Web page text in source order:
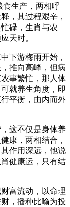
食生产，两相呼
，其过程艰辛，
碌，生肖与农
天时。
下游梅雨开始，
推向高峰，但病
事繁忙，那人体
就养生角度，即
平衡，由内而外
这不仅是身体养
康，两相结合，
作用深远，他说
健康运，只有结
富流动，以命理
，播种比喻为投